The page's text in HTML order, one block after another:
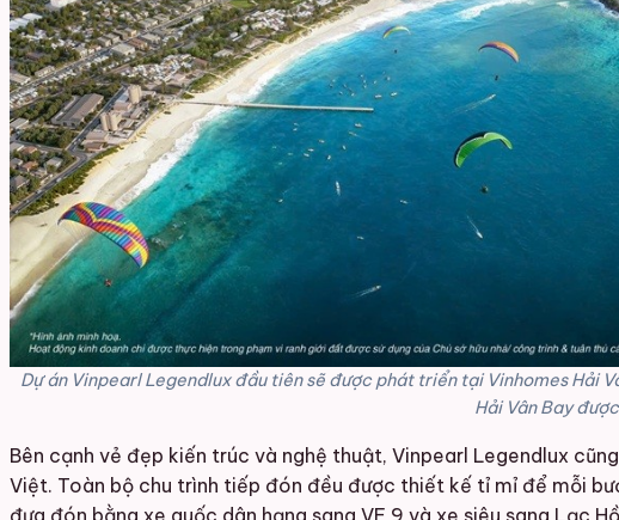
Dự án Vinpearl Legendlux đầu tiên sẽ được phát triển tại Vinhomes Hải
Hải Vân Bay
Bên cạnh vẻ đẹp kiến trúc và nghệ thuật, Vinpearl Legendlux
Việt. Toàn bộ chu trình tiếp đón đều được thiết kế tỉ mỉ để mỗi